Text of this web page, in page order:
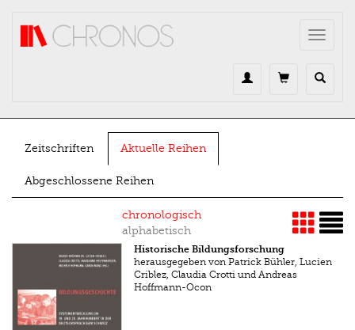
Toggle
Zeitschriften Aktuelle Reihen
Abgeschlossene Reihen
chronologisch
alphabetisch
Historische Bildungsforschung
herausgegeben von Patrick Bühler, Lucien
Criblez, Claudia Crotti und Andreas
Hoffmann-Ocon